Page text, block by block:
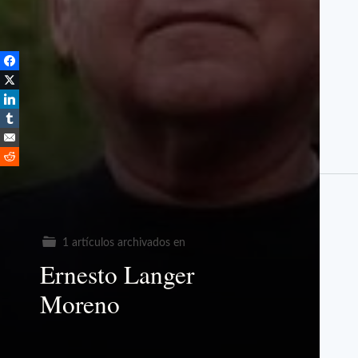
1 artículos archivados en
Ernesto Langer
Moreno